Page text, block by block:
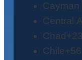
Cayman
Central
Chad
Chile+56